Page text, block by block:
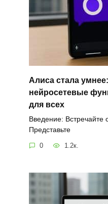
Алиса стала
нейросетевые
для всех
Введение: Встречайте
Представьте
0 1.2к.